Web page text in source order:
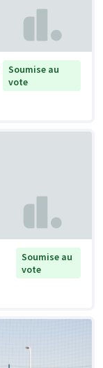
Soumise au
vote
Soumise au
vote